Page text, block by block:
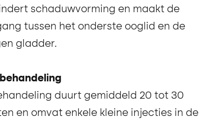
schaduwvorming en maakt de
tussen het onderste ooglid en de
gladder.
duurt gemiddeld 20 tot 30
en omvat enkele kleine injecties in de